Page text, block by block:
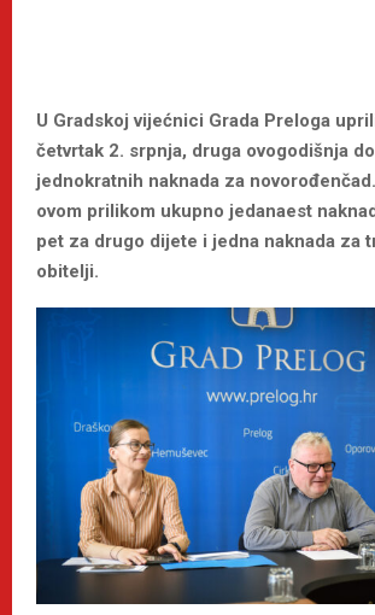
U Gradskoj vijećnici Grada Preloga
četvrtak 2. srpnja, druga ovogodišnja
jednokratnih naknada za
ovom prilikom ukupno jedanaest
pet za drugo dijete i jedna naknada za
obitelji.